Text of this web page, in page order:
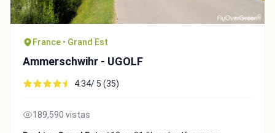
France • Grand Est
Ammerschwihr - UGOLF
4.34/ 5 (35)
189,590 vistas